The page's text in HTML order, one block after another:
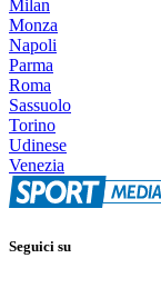
Milan
Monza
Napoli
Parma
Roma
Sassuolo
Torino
Udinese
Venezia
Seguici su